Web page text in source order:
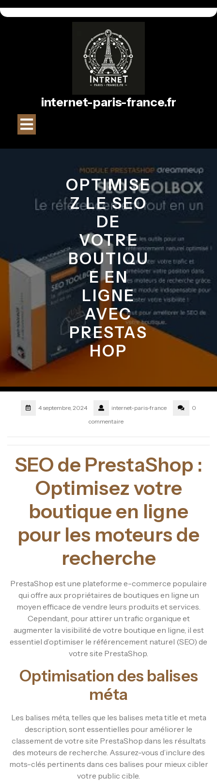
au
internet-paris-france.fr
Ouvrir
OPTIMISE
Z LE SEO
DE
VOTRE
BOUTIQU
E EN
LIGNE
AVEC
PRESTAS
HOP
4 septembre, 2024 internet-paris-france
0
commentaire
SEO de PrestaShop :
Optimisez votre
boutique en ligne
pour les moteurs de
recherche
PrestaShop est une plateforme e-commerce populaire
qui offre aux propriétaires de boutiques en ligne un
moyen efficace de vendre leurs produits et services.
Cependant, pour attirer un trafic organique et
augmenter la visibilité de votre boutique en ligne, il est
essentiel d’optimiser le référencement naturel (SEO) de
votre site PrestaShop.
Optimisation des balises
méta
Les balises méta, telles que les balises meta title et meta
description, sont essentielles pour améliorer le
classement de votre site PrestaShop dans les résultats
des moteurs de recherche. Assurez-vous d’inclure des
mots-clés pertinents dans ces balises pour mieux cibler
votre public cible.